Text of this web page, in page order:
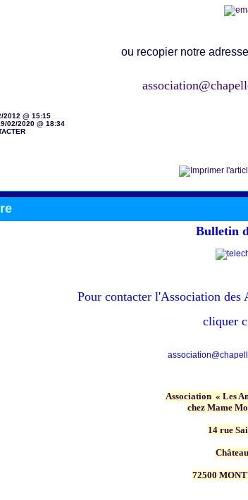
ou recopier notre
2012 @ 15:15
02/2020 @ 18:34
Bulletin
Pour contacter l'Association des
cliquer
Association « Les
chez Mame
14 rue
72500